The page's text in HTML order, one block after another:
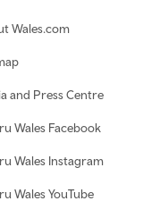
Wales.com
and Press Centre
Wales Facebook
Wales Instagram
Wales YouTube